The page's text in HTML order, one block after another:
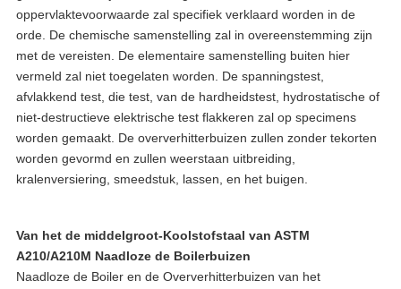
oppervlaktevoorwaarde zal specifiek verklaard worden in de
orde. De chemische samenstelling zal in overeenstemming zijn
met de vereisten. De elementaire samenstelling buiten hier
vermeld zal niet toegelaten worden. De spanningstest,
afvlakkend test, die test, van de hardheidstest, hydrostatische of
niet-destructieve elektrische test flakkeren zal op specimens
worden gemaakt. De oververhitterbuizen zullen zonder tekorten
worden gevormd en zullen weerstaan uitbreiding,
kralenversiering, smeedstuk, lassen, en het buigen.
Van het de middelgroot-Koolstofstaal van ASTM
A210/A210M Naadloze de Boilerbuizen
Naadloze de Boiler en de Oververhitterbuizen van het